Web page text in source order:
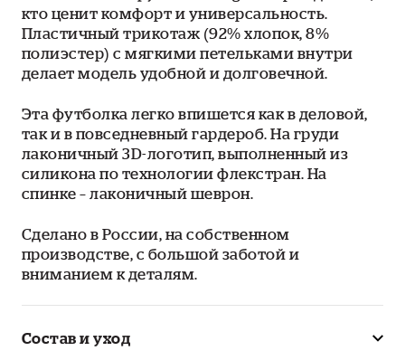
кто ценит комфорт и универсальность.
Пластичный трикотаж (92% хлопок, 8%
полиэстер) с мягкими петельками внутри
делает модель удобной и долговечной.
Эта футболка легко впишется как в деловой,
так и в повседневный гардероб. На груди
лаконичный 3D-логотип, выполненный из
силикона по технологии флекстран. На
спинке – лаконичный шеврон.
Сделано в России, на собственном
производстве, с большой заботой и
вниманием к деталям.
Состав и уход